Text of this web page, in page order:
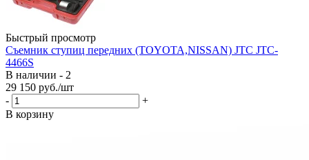
Быстрый просмотр
Съемник ступиц передних (TOYOTA,NISSAN) JTC JTC-
4466S
В наличии - 2
29 150 руб./шт
-
+
В корзину